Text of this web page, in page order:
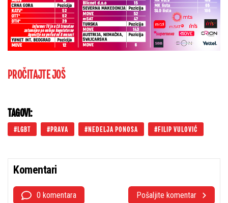
PROČITAJTE JOŠ
TAGOVI:
LGBT PRAVA NEDELJA PONOSA FILIP VULOVIĆ
Komentari
0 komentara Pošaljite komentar